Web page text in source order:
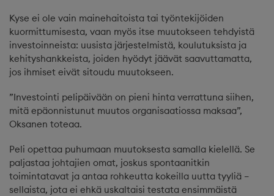
Kyse ei ole vain mainehaitoista tai työntekijöiden
kuormittumisesta, vaan myös itse muutokseen tehdyistä
investoinneista: uusista järjestelmistä, koulutuksista ja
kehityshankkeista, joiden hyödyt jäävät saavuttamatta,
jos ihmiset eivät sitoudu muutokseen.
”Investointi pelipäivään on pieni hinta verrattuna siihen,
mitä epäonnistunut muutos organisaatiossa maksaa”,
Oksanen toteaa.
Peli opettaa puhumaan muutoksesta samalla kielellä. Se
paljastaa johtajien omat, joskus spontaanitkin
toimintatavat ja antaa rohkeutta kokeilla uutta tyyliä –
sellaista, jota ei ehkä uskaltaisi testata ensimmäistä